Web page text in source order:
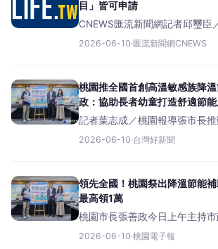
目」皆可申請
CNEWS匯流新聞網記者邱璽臣
變遷影響加劇，台灣高溫發生頻
溫調適措施外，
2026-06-10·匯流新聞網CNEWS
桃園推全國首創高溫敏感族降
政：協助長者幼童打造舒適節
記者葉志成／桃園報導張市長
溫節能補助。桃園市長張善政10
府除持續推動戶外高
2026-06-10·台灣好新聞
領先全國！桃園祭出降溫節能
最高領1萬
桃園市長張善政今日上午主持
會提供桃園市長張善政今(10)日
2026-06-10·桃園電子報